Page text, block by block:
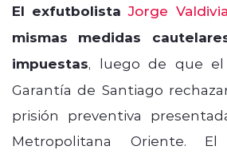
El exfutbolista Jorge Valdivia
mismas medidas
impuestas, luego de que el
Garantía de Santiago
prisión preventiva
Metropolitana Oriente. El